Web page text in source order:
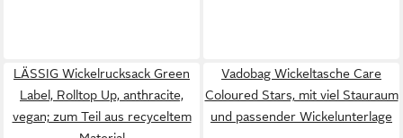
LÄSSIG Wickelrucksack Green
Label, Rolltop Up, anthracite,
vegan; zum Teil aus recyceltem
Vadobag Wickeltasche Care
Coloured Stars, mit viel Stauraum
und passender Wickelunterlage